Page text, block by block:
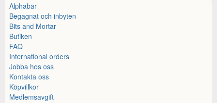
Alphabar
Begagnat och inbyten
Bits and Mortar
Butiken
FAQ
International orders
Jobba hos oss
Kontakta oss
Köpvillkor
Medlemsavgift